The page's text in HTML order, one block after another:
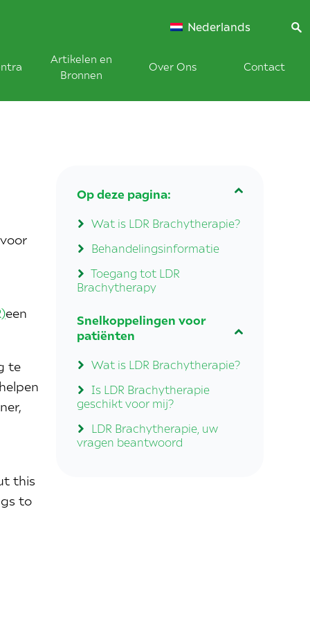
Nederlands
Artikelen en
Bronnen
Over Ons Contact
Op deze pagina:
Wat is LDR Brachytherapie?
Behandelingsinformatie
Toegang tot LDR
Brachytherapy
Snelkoppelingen voor
patiënten
Wat is LDR Brachytherapie?
Is LDR Brachytherapie
geschikt voor mij?
LDR Brachytherapie, uw
vragen beantwoord
een
te
this
to